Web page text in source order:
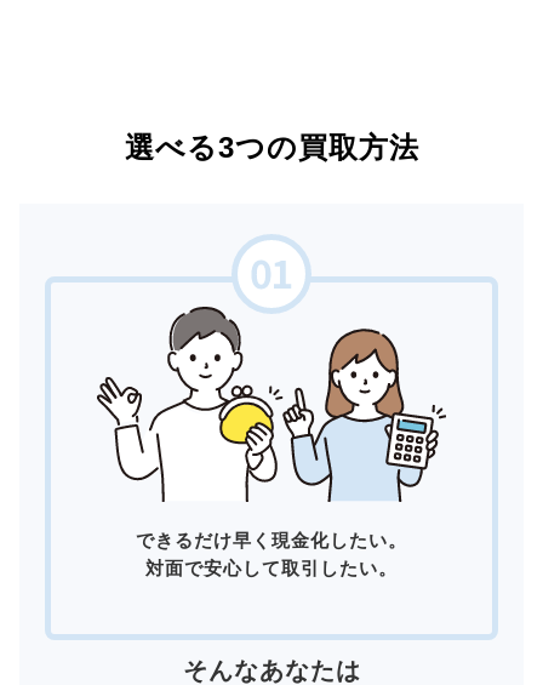
選べる3つの買取方法
できるだけ早く現金化したい。
対面で安心して取引したい。
そんなあなたは